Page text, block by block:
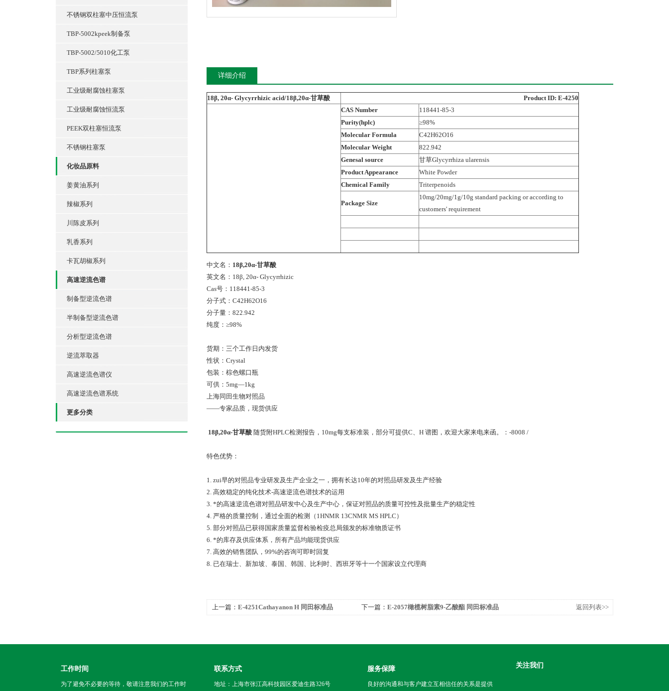
不锈钢双柱塞中压恒流泵
TBP-5002kpeek制备泵
TBP-5002/5010化工泵
TBP系列柱塞泵
工业级耐腐蚀柱塞泵
工业级耐腐蚀恒流泵
PEEK双柱塞恒流泵
不锈钢柱塞泵
化妆品原料
姜黄油系列
辣椒系列
川陈皮系列
乳香系列
卡瓦胡椒系列
高速逆流色谱
制备型逆流色谱
半制备型逆流色谱
分析型逆流色谱
逆流萃取器
高速逆流色谱仪
高速逆流色谱系统
更多分类
详细介绍
18β, 20α- Glycyrrhizic acid/18β,20α-甘草酸
Product ID: E-4250
CAS Number
118441-85-3
Purity(hplc)
≥98%
Molecular Formula
C42H62O16
Molecular Weight
822.942
Genesal source
甘草Glycyrrhiza ularensis
Product Appearance
White Powder
Chemical Family
Triterpenoids
Package Size
10mg/20mg/1g/10g standard packing or according to
customers' requirement
中文名： 18β,20α-甘草酸
英文名：18β, 20α- Glycyrrhizic
Cas号：118441-85-3
分子式：C42H62O16
分子量：822.942
纯度：≥98%
货期：三个工作日内发货
性状：Crystal
包装：棕色螺口瓶
可供：5mg—1kg
上海同田生物对照品
——专家品质，现货供应
18β,20α-甘草酸 随货附HPLC检测报告，10mg每支标准装，部分可提供C、H 谱图，欢迎大家来电来函。：-8008 /
特色优势：
1. zui早的对照品专业研发及生产企业之一，拥有长达10年的对照品研发及生产经验
2. 高效稳定的纯化技术-高速逆流色谱技术的运用
3. *的高速逆流色谱对照品研发中心及生产中心，保证对照品的质量可控性及批量生产的稳定性
4. 严格的质量控制，通过全面的检测（1HNMR 13CNMR MS HPLC）
5. 部分对照品已获得国家质量监督检验检疫总局颁发的标准物质证书
6. *的库存及供应体系，所有产品均能现货供应
7. 高效的销售团队，99%的咨询可即时回复
8. 已在瑞士、新加坡、泰国、韩国、比利时、西班牙等十一个国家设立代理商
上一篇： E-4251Cathayanon H 同田标准品 下一篇： E-2057橄榄树脂素9-乙酸酯 同田标准品 返回列表>>
工作时间
为了避免不必要的等待，敬请注意我们的工作时
联系方式
地址：上海市张江高科技园区爱迪生路326号
服务保障
良好的沟通和与客户建立互相信任的关系是提供
关注我们